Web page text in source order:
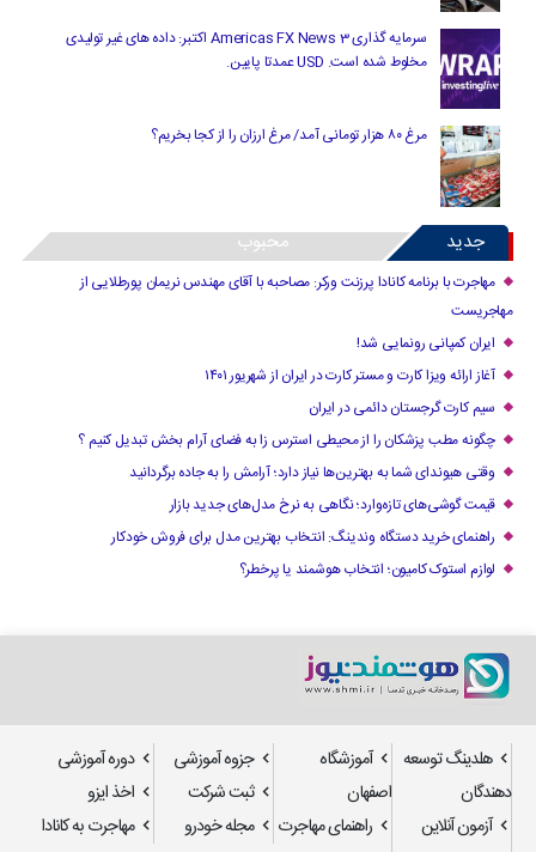
سرمایه گذاری Americas FX News 3 اکتبر: داده های غیر تولیدی
مخلوط شده است. USD عمدتا پایین.
مرغ ۸۰ هزار تومانی آمد/ مرغ ارزان را از کجا بخریم؟
جدید محبوب
مهاجرت با برنامه کانادا پرزنت ورکر: مصاحبه با آقای مهندس نریمان پورطلایی از
مهاجریست
ایران کمپانی رونمایی شد!
آغاز ارائه ویزا کارت و مستر کارت در ایران از شهریور ۱۴۰۱
سیم کارت گرجستان دائمی در ایران
چگونه مطب پزشکان را از محیطی استرس زا به فضای آرام بخش تبدیل کنیم ؟
وقتی هیوندای شما به بهترین‌ها نیاز دارد؛ آرامش را به جاده برگردانید
قیمت گوشی‌های تازه‌وارد؛ نگاهی به نرخ مدل‌های جدید بازار
راهنمای خرید دستگاه وندینگ: انتخاب بهترین مدل برای فروش خودکار
لوازم استوک کامیون؛ انتخاب هوشمند یا پرخطر؟
هلدینگ توسعه
دهندگان
آموزشگاه
اصفهان
جزوه آموزشی
دوره آموزشی
ثبت شرکت
اخذ ایزو
آزمون آنلاین
راهنمای مهاجرت مجله خودرو
مهاجرت به کانادا